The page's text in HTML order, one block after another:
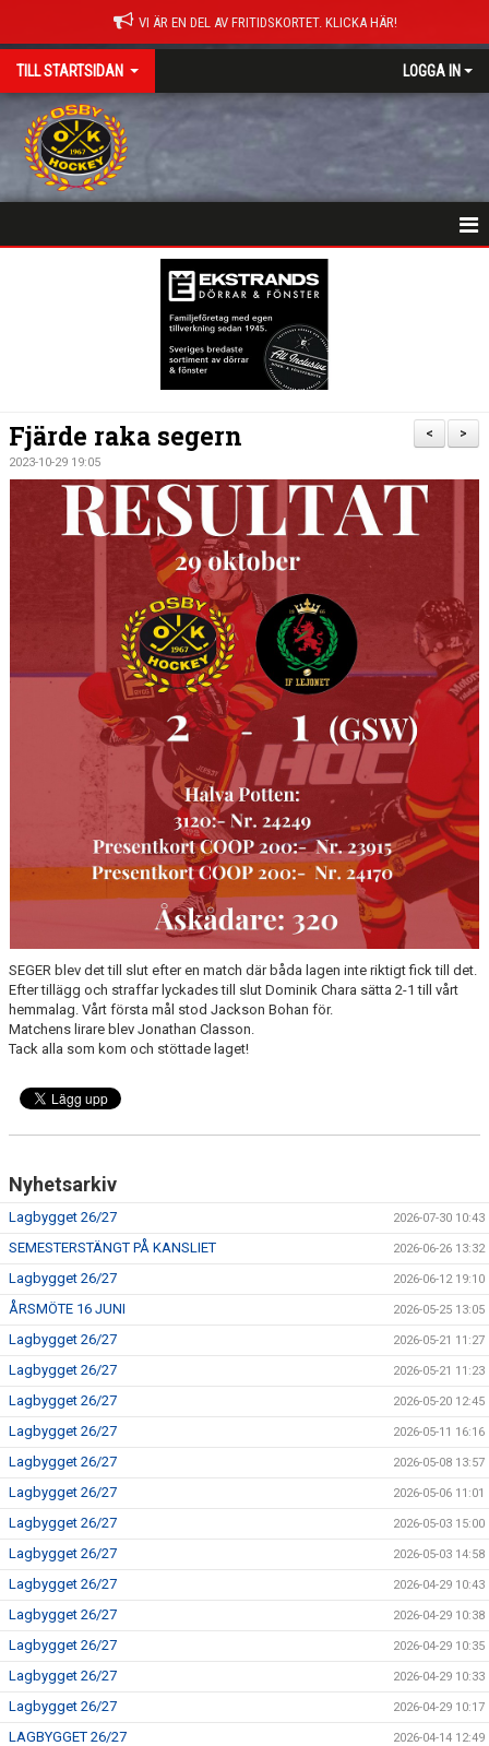
VI ÄR EN DEL AV FRITIDSKORTET. KLICKA HÄR!
TILL STARTSIDAN LOGGA IN
DOKUMENT
OSBY 50 ÅR URKLIPP
>
<
Fjärde raka segern
2023-10-29 19:05
SEGER blev det till slut efter en match där båda lagen inte riktigt fick till det.
Efter tillägg och straffar lyckades till slut Dominik Chara sätta 2-1 till vårt
hemmalag. Vårt första mål stod Jackson Bohan för.
Matchens lirare blev Jonathan Classon.
Tack alla som kom och stöttade laget!
Nyhetsarkiv
Lagbygget 26/27 2026-07-30 10:43
SEMESTERSTÄNGT PÅ KANSLIET 2026-06-26 13:32
Lagbygget 26/27 2026-06-12 19:10
ÅRSMÖTE 16 JUNI 2026-05-25 13:05
Lagbygget 26/27 2026-05-21 11:27
Lagbygget 26/27 2026-05-21 11:23
Lagbygget 26/27 2026-05-20 12:45
Lagbygget 26/27 2026-05-11 16:16
Lagbygget 26/27 2026-05-08 13:57
Lagbygget 26/27 2026-05-06 11:01
Lagbygget 26/27 2026-05-03 15:00
Lagbygget 26/27 2026-05-03 14:58
Lagbygget 26/27 2026-04-29 10:43
Lagbygget 26/27 2026-04-29 10:38
Lagbygget 26/27 2026-04-29 10:35
Lagbygget 26/27 2026-04-29 10:33
Lagbygget 26/27 2026-04-29 10:17
LAGBYGGET 26/27 2026-04-14 12:49